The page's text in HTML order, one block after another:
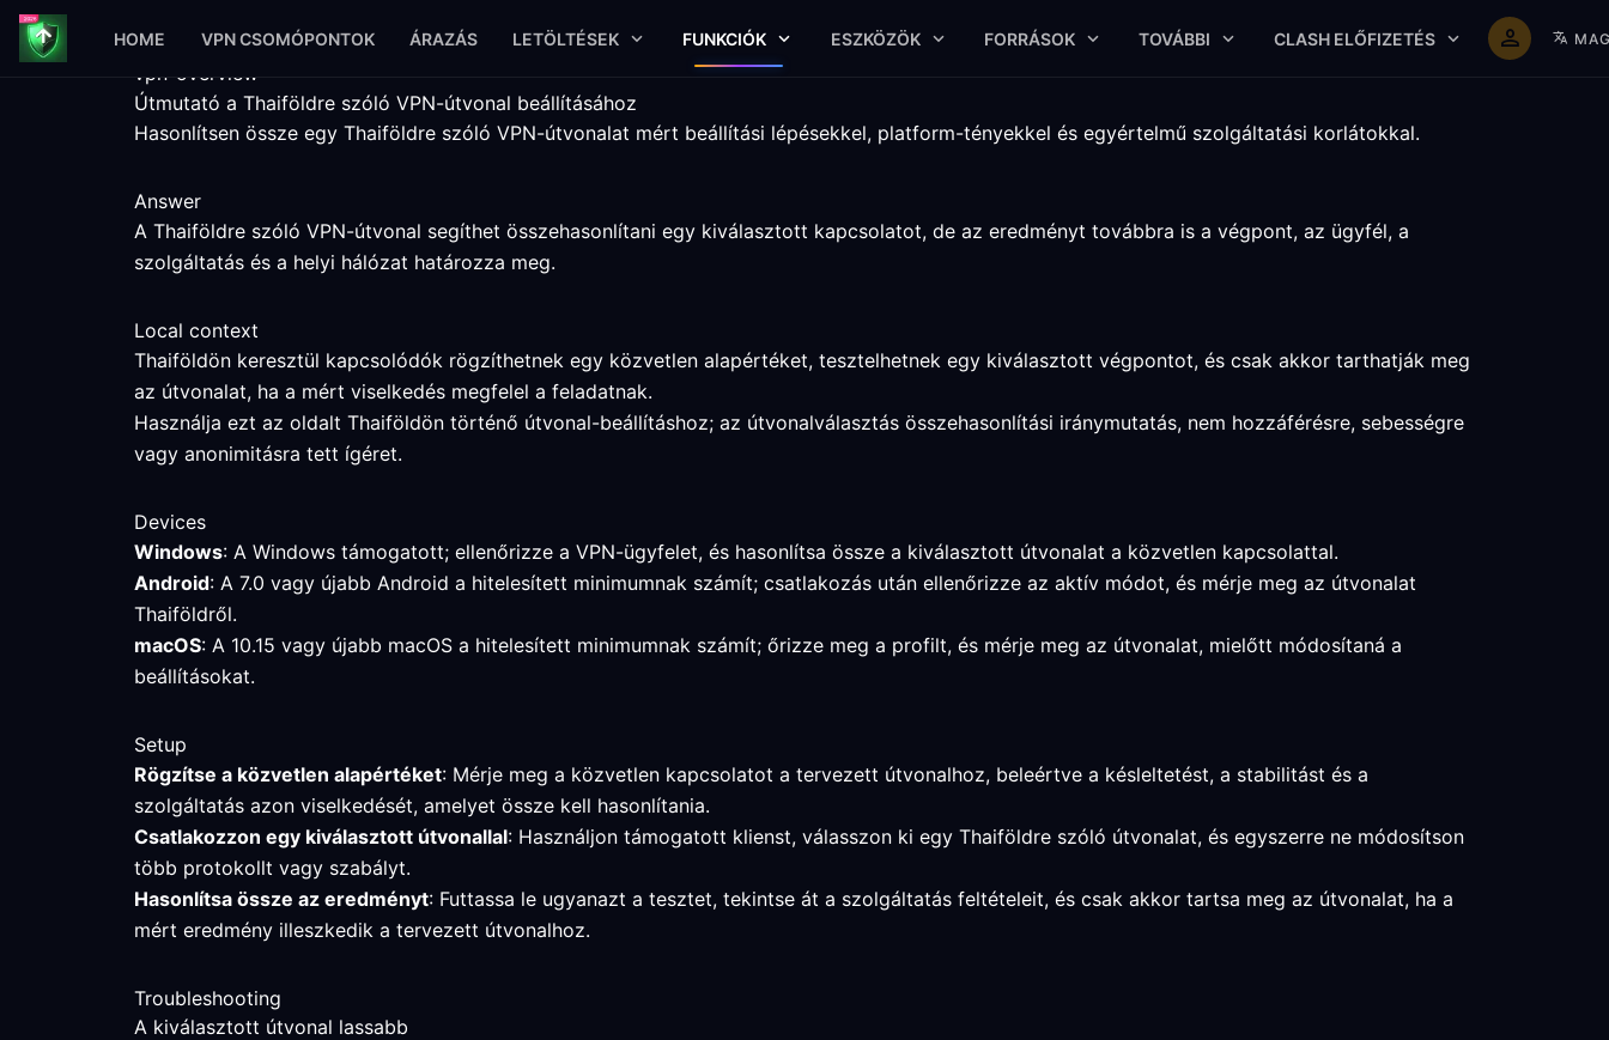
HOME VPN CSOMÓPONTOK ÁRAZÁS LETÖLTÉSEK FUNKCIÓK ESZKÖZÖK FORRÁSOK TOVÁBBI CLASH ELŐFIZETÉS
vpn-overview
Útmutató a Thaiföldre szóló VPN-útvonal beállításához
Hasonlítsen össze egy Thaiföldre szóló VPN-útvonalat mért beállítási lépésekkel, platform-tényekkel és egyértelmű szolgáltatási korlátokkal.
Answer
A Thaiföldre szóló VPN-útvonal segíthet összehasonlítani egy kiválasztott kapcsolatot, de az eredményt továbbra is a végpont, az ügyfél, a
szolgáltatás és a helyi hálózat határozza meg.
Local context
Thaiföldön keresztül kapcsolódók rögzíthetnek egy közvetlen alapértéket, tesztelhetnek egy kiválasztott végpontot, és csak akkor tarthatják meg
az útvonalat, ha a mért viselkedés megfelel a feladatnak.
Használja ezt az oldalt Thaiföldön történő útvonal-beállításhoz; az útvonalválasztás összehasonlítási iránymutatás, nem hozzáférésre, sebességre
vagy anonimitásra tett ígéret.
Devices
Windows: A Windows támogatott; ellenőrizze a VPN-ügyfelet, és hasonlítsa össze a kiválasztott útvonalat a közvetlen kapcsolattal.
Android: A 7.0 vagy újabb Android a hitelesített minimumnak számít; csatlakozás után ellenőrizze az aktív módot, és mérje meg az útvonalat
Thaiföldről.
macOS: A 10.15 vagy újabb macOS a hitelesített minimumnak számít; őrizze meg a profilt, és mérje meg az útvonalat, mielőtt módosítaná a
beállításokat.
Setup
Rögzítse a közvetlen alapértéket: Mérje meg a közvetlen kapcsolatot a tervezett útvonalhoz, beleértve a késleltetést, a stabilitást és a
szolgáltatás azon viselkedését, amelyet össze kell hasonlítania.
Csatlakozzon egy kiválasztott útvonallal: Használjon támogatott klienst, válasszon ki egy Thaiföldre szóló útvonalat, és egyszerre ne módosítson
több protokollt vagy szabályt.
Hasonlítsa össze az eredményt: Futtassa le ugyanazt a tesztet, tekintse át a szolgáltatás feltételeit, és csak akkor tartsa meg az útvonalat, ha a
mért eredmény illeszkedik a tervezett útvonalhoz.
Troubleshooting
A kiválasztott útvonal lassabb